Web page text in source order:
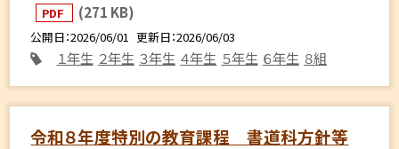
PDF (271 KB)
公開日 2026/06/01 更新日 2026/06/03
１年生 ２年生 ３年生 ４年生 ５年生 ６年生 ８組
令和８年度特別の教育課程 書道科方針等